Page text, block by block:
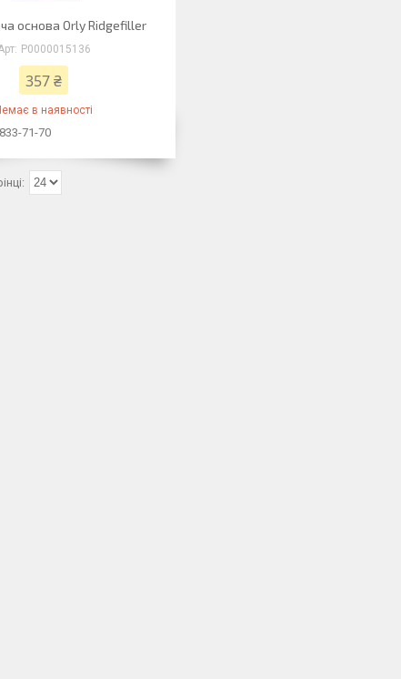
основа Orly Ridgefiller
P0000015136
357 ₴
в наявності
71-70